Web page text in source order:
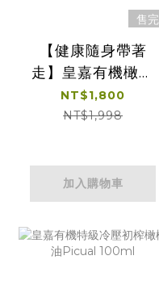
售完
【健康隨身帶著
走】皇嘉有機橄欖
油七日生飲臻選
25ml 7入裝*2組
NT$1,800
NT$1,998
加入購物車